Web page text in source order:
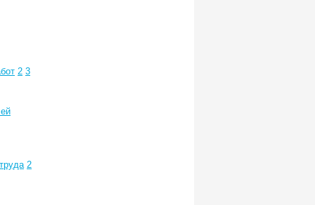
2 3
2